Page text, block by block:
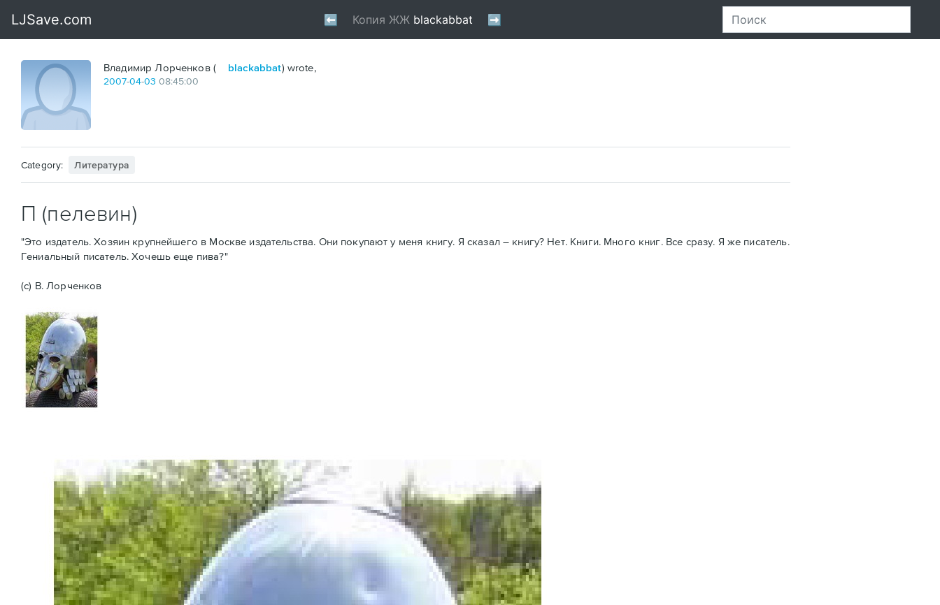
Владимир Лорченков ( blackabbat) wrote,
2007-04-03 08:45:00
Category: Литература
П (пелевин)
"Это издатель. Хозяин крупнейшего в Москве издательства. Они покупают у меня книгу. Я сказал – книгу? Нет. Книги. Много книг. Все сразу. Я же писатель.
Гениальный писатель. Хочешь еще пива?"
(с) В. Лорченков